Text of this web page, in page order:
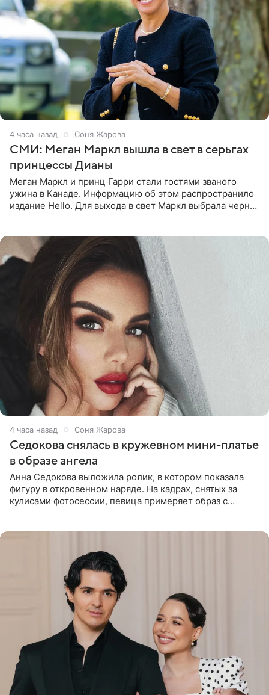
4 часа назад Соня Жарова
СМИ: Меган Маркл вышла в свет в серьгах
принцессы Дианы
Меган Маркл и принц Гарри стали гостями званого
ужина в Канаде. Информацию об этом распространило
издание Hello. Для выхода в свет Маркл выбрала черное
4 часа назад Соня Жарова
Седокова снялась в кружевном мини-платье
в образе ангела
Анна Седокова выложила ролик, в котором показала
фигуру в откровенном наряде. На кадрах, снятых за
кулисами фотосессии, певица примеряет образ с